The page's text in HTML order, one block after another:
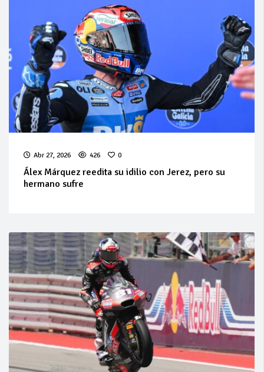
Abr 27, 2026 426 0
Álex Márquez reedita su idilio con Jerez, pero su
hermano sufre